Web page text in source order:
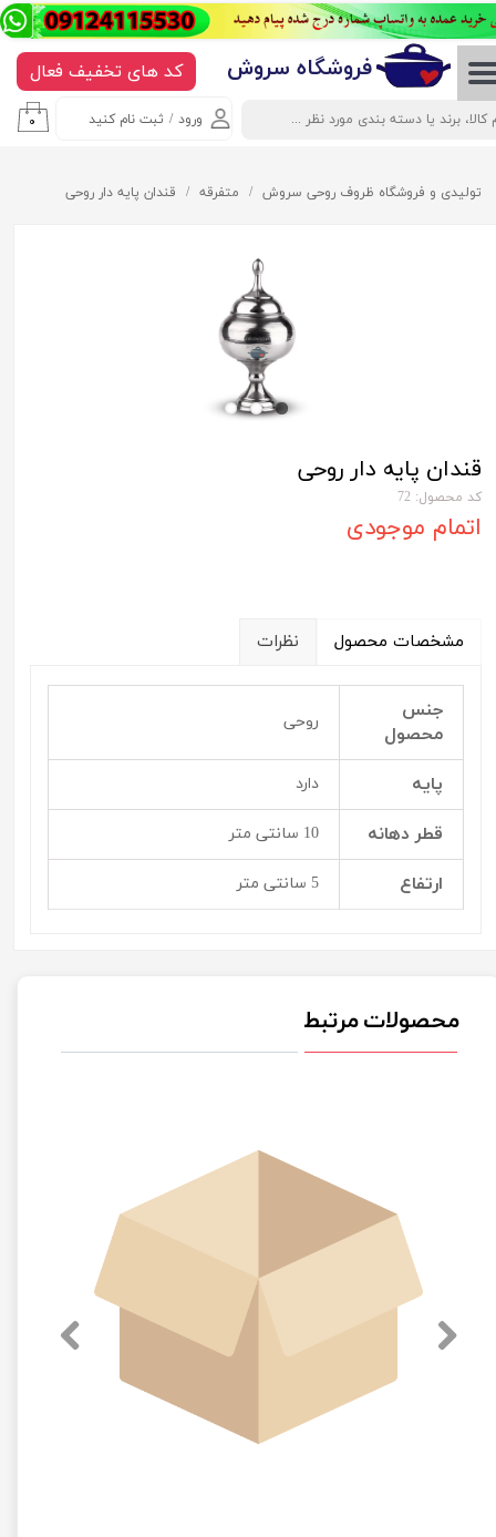
ورود / ثبت نام کنید
حساب کاربری من
تغییر گذر واژه
خروج از حساب کاربری
۰
​​​​​​​​فروشگاه سروش کد های تخفیف فعال
تولیدی و فروشگاه ظروف روحی سروش متفرقه قندان پایه دار روحی
قندان پایه دار روحی
کد محصول: 72
اتمام موجودی
مشخصات محصول نظرات
جنس
محصول
روحی
پایه دارد
قطر دهانه 10 سانتی متر
ارتفاع 5 سانتی متر
محصولات مرتبط